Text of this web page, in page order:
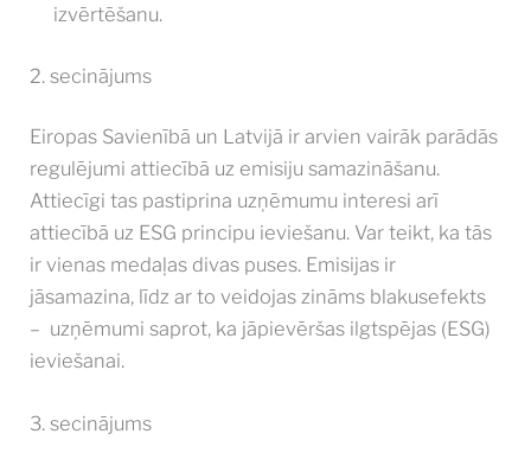
izvērtēšanu.
2. secinājums
Eiropas Savienībā un Latvijā ir arvien vairāk parādās
regulējumi attiecībā uz emisiju samazināšanu.
Attiecīgi tas pastiprina uzņēmumu interesi arī
attiecībā uz ESG principu ieviešanu. Var teikt, ka tās
ir vienas medaļas divas puses. Emisijas ir
jāsamazina, līdz ar to veidojas zināms blakusefekts
– uzņēmumi saprot, ka jāpievēršas ilgtspējas (ESG)
ieviešanai.
3. secinājums